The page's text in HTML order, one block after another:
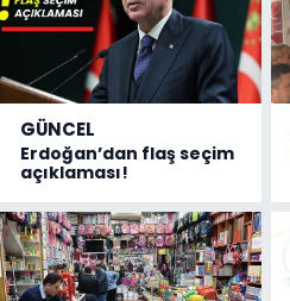
GÜNCEL
Erdoğan’dan flaş seçim
açıklaması!